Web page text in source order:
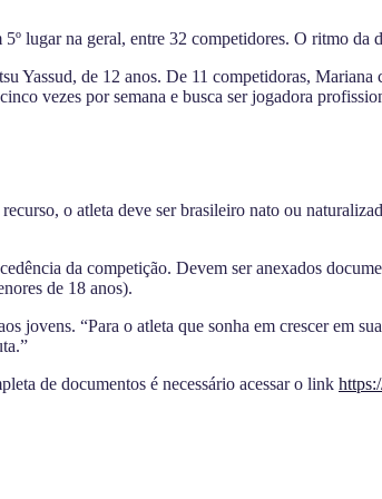
lugar na geral, entre 32 competidores. O ritmo
Yassud, de 12 anos. De 11 competidoras,
vezes por semana e busca ser jogadora
o atleta deve ser brasileiro nato ou
da competição. Devem ser anexados
de 18 anos).
“Para o atleta que sonha em crescer em
de documentos é necessário acessar o link